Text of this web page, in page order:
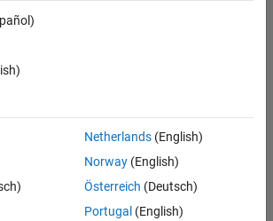
Netherlands(English)
Norway(English)
Österreich (Deutsch)
Portugal (English)